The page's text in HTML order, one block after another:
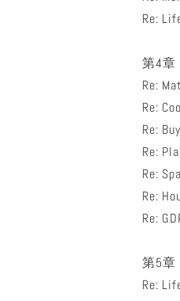
Re:
第4章
Re:
Re:
Re:
Re:
Re:
Re:
Re:
第5章
Re: